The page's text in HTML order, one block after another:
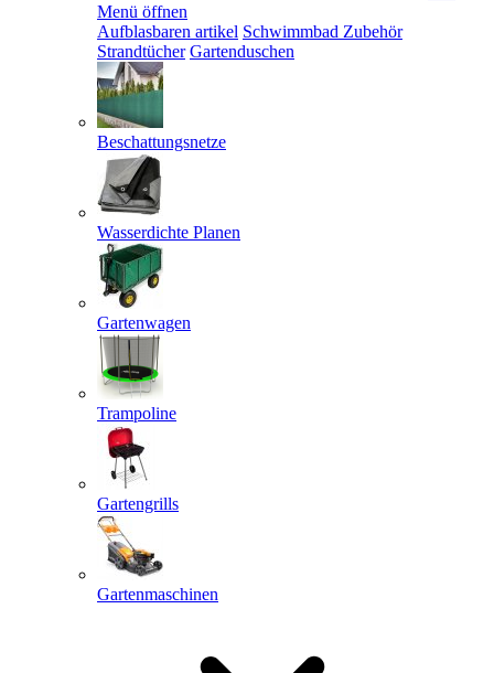
Menü öffnen
Aufblasbaren artikel Schwimmbad Zubehör
Strandtücher Gartenduschen
Beschattungsnetze
Wasserdichte Planen
Gartenwagen
Trampoline
Gartengrills
Gartenmaschinen